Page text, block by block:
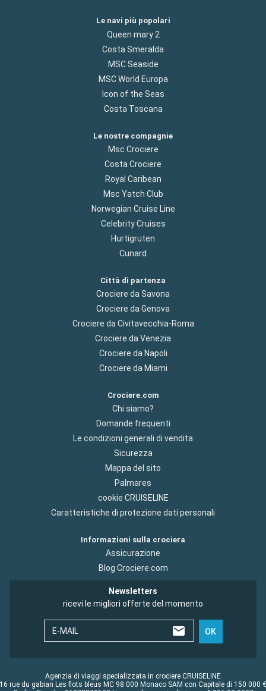
Le navi più popolari
Queen mary 2
Costa Smeralda
MSC Seaside
MSC World Europa
Icon of the Seas
Costa Toscana
Le nostre compagnie
Msc Crociere
Costa Crociere
Royal Caribean
Msc Yatch Club
Norwegian Cruise Line
Celebrity Cruises
Hurtigruten
Cunard
Città di partenza
Crociere da Savona
Crociere da Genova
Crociere da Civitavecchia-Roma
Crociere da Venezia
Crociere da Napoli
Crociere da Miami
Crociere.com
Chi siamo?
Domande frequenti
Le condizioni generali di vendita
Sicurezza
Mappa del sito
Palmares
cookie CRUISELINE
Caratteristiche di protezione dati personali
Informazioni sulla crociera
Assicurazione
Blog Crociere.com
Newsletters
ricevi le migliori offerte del momento
E-MAIL OK
Agenzia di viaggi specializzata in crociere CRUISELINE
16 rue du gabian Les flots bleus MC 98 000 Monaco SAM con Capitale di 150 000 €